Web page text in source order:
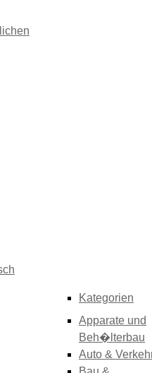
Kategorien
Apparate und
Beh�lterbau
Auto &